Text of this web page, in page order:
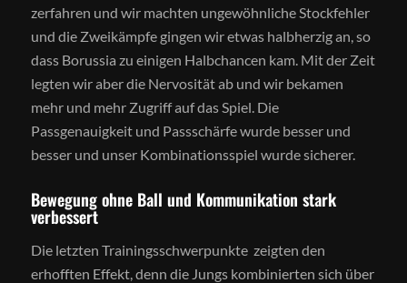
zerfahren und wir machten ungewöhnliche Stockfehler
und die Zweikämpfe gingen wir etwas halbherzig an, so
dass Borussia zu einigen Halbchancen kam. Mit der Zeit
legten wir aber die Nervosität ab und wir bekamen
mehr und mehr Zugriff auf das Spiel. Die
Passgenauigkeit und Passschärfe wurde besser und
besser und unser Kombinationsspiel wurde sicherer.
Bewegung ohne Ball und Kommunikation stark
verbessert
Die letzten Trainingsschwerpunkte zeigten den
erhofften Effekt, denn die Jungs kombinierten sich über